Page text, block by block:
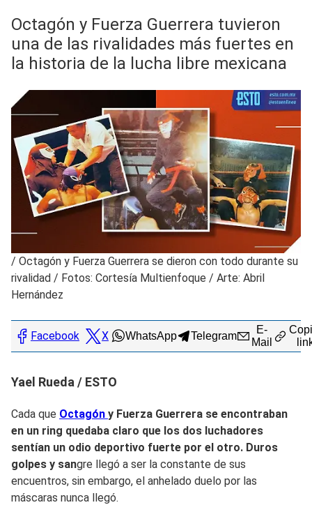
Octagón y Fuerza Guerrera tuvieron
una de las rivalidades más fuertes en
la historia de la lucha libre mexicana
/ Octagón y Fuerza Guerrera se dieron con todo durante su
rivalidad / Fotos: Cortesía Multienfoque / Arte: Abril
Hernández
Facebook X WhatsApp Telegram
E-
Mail
Yael Rueda / ESTO
Cada que Octagón y Fuerza Guerrera se encontraban
en un ring quedaba claro que los dos luchadores
sentían un odio deportivo fuerte por el otro. Duros
golpes y sangre llegó a ser la constante de sus
encuentros, sin embargo, el anhelado duelo por las
máscaras nunca llegó.